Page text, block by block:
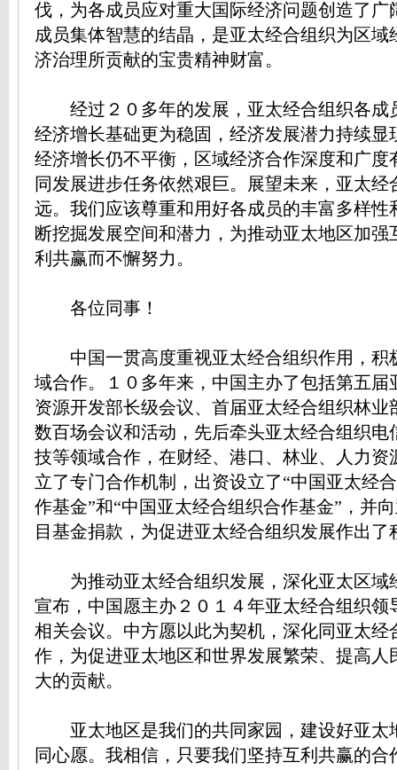
伐，为各成员应对重大国际经济问题创造了广
成员集体智慧的结晶，是亚太经合组织为区域
济治理所贡献的宝贵精神财富。
经过２０多年的发展，亚太经合组织各成
经济增长基础更为稳固，经济发展潜力持续显
经济增长仍不平衡，区域经济合作深度和广度
同发展进步任务依然艰巨。展望未来，亚太经
远。我们应该尊重和用好各成员的丰富多样性
断挖掘发展空间和潜力，为推动亚太地区加强
利共赢而不懈努力。
各位同事！
中国一贯高度重视亚太经合组织作用，积
域合作。１０多年来，中国主办了包括第五届
资源开发部长级会议、首届亚太经合组织林业
数百场会议和活动，先后牵头亚太经合组织电
技等领域合作，在财经、港口、林业、人力资
立了专门合作机制，出资设立了“中国亚太经
作基金”和“中国亚太经合组织合作基金”，并
目基金捐款，为促进亚太经合组织发展作出了
为推动亚太经合组织发展，深化亚太区域
宣布，中国愿主办２０１４年亚太经合组织领
相关会议。中方愿以此为契机，深化同亚太经
作，为促进亚太地区和世界发展繁荣、提高人
大的贡献。
亚太地区是我们的共同家园，建设好亚太
同心愿。我相信，只要我们坚持互利共赢的合